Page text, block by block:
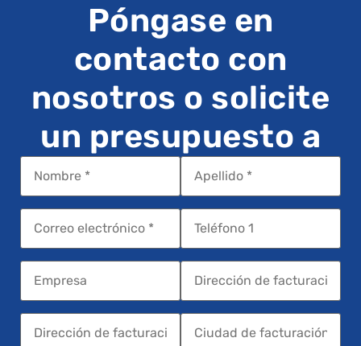
Póngase en
contacto con
nosotros o solicite
un presupuesto a